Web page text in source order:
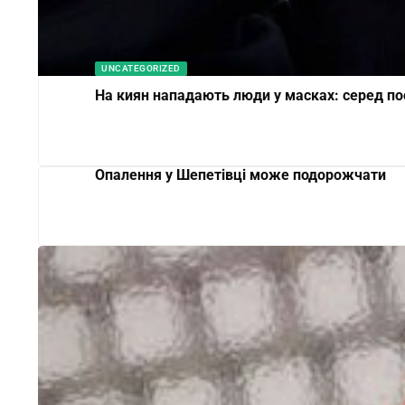
UNCATEGORIZED
На киян нападають люди у масках: серед
Опалення у Шепетівці може подорожчати